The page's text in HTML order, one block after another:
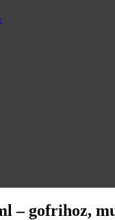
– gofrihoz,